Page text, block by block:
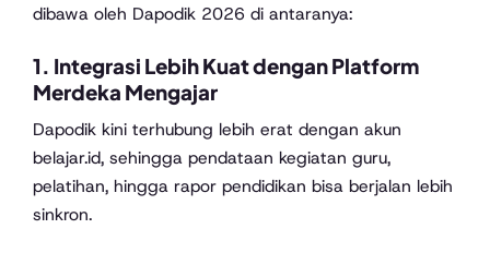
dibawa oleh Dapodik 2026 di antaranya:
1. Integrasi Lebih Kuat dengan Platform
Merdeka Mengajar
Dapodik kini terhubung lebih erat dengan akun
belajar.id, sehingga pendataan kegiatan guru,
pelatihan, hingga rapor pendidikan bisa berjalan lebih
sinkron.